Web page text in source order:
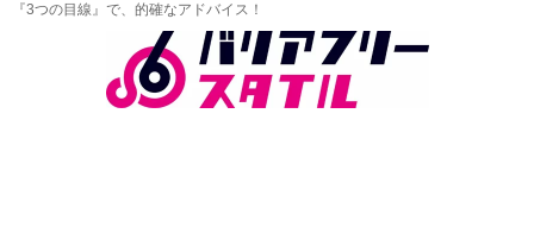
『3つの目線』で、的確なアドバイス！